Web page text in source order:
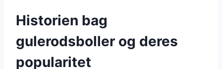
Historien bag
gulerodsboller og deres
popularitet